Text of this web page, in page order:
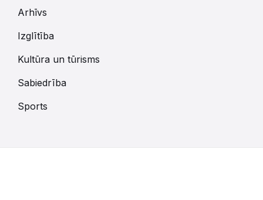
Arhīvs
Izglītība
Kultūra un tūrisms
Sabiedrība
Sports